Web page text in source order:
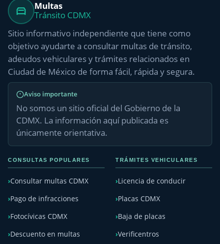
Multas
Tránsito CDMX
Sitio informativo independiente que tiene como
objetivo ayudarte a consultar multas de tránsito,
adeudos vehiculares y trámites relacionados en
Ciudad de México de forma fácil, rápida y segura.
Aviso importante
No somos un sitio oficial del Gobierno de la
CDMX. La información aquí publicada es
únicamente orientativa.
CONSULTAS POPULARES
Consultar multas CDMX
Pago de infracciones
Fotocívicas CDMX
Descuento en multas
TRÁMITES VEHICULARES
Licencia de conducir
Placas CDMX
Baja de placas
Verificentros